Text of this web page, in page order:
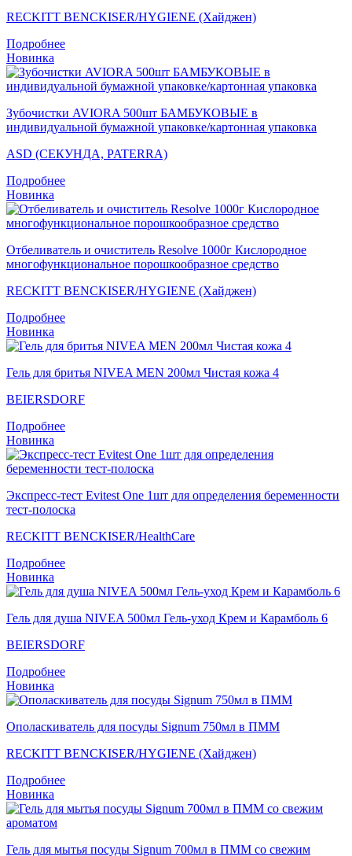
RECKITT BENCKISER/HYGIENE (Хайджен)
Подробнее
Новинка
Зубочистки AVIORA 500шт БАМБУКОВЫЕ в
индивидуальной бумажной упаковке/картонная упаковка
ASD (СЕКУНДА, PATERRA)
Подробнее
Новинка
Отбеливатель и очиститель Resolve 1000г Кислородное
многофункциональное порошкообразное средство
RECKITT BENCKISER/HYGIENE (Хайджен)
Подробнее
Новинка
Гель для бритья NIVEA MEN 200мл Чистая кожа 4
BEIERSDORF
Подробнее
Новинка
Экспресс-тест Evitest One 1шт для определения беременности
тест-полоска
RECKITT BENCKISER/НealthСare
Подробнее
Новинка
Гель для душа NIVEA 500мл Гель-уход Крем и Карамболь 6
BEIERSDORF
Подробнее
Новинка
Ополаскиватель для посуды Signum 750мл в ПММ
RECKITT BENCKISER/HYGIENE (Хайджен)
Подробнее
Новинка
Гель для мытья посуды Signum 700мл в ПММ со свежим